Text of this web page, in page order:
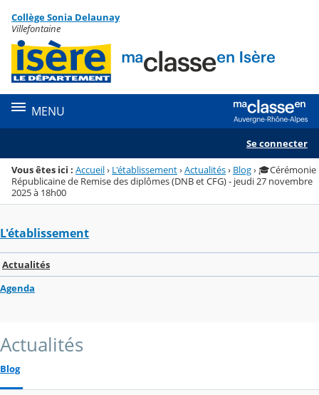
Menu de la rubrique
Contenu
Collège Sonia Delaunay
Villefontaine
MENU
Se connecter
Vous êtes ici : Accueil› L'établissement›Actualités› Blog› 🎓Cérémonie
Républicaine de Remise des diplômes (DNB et CFG) - jeudi 27 novembre
2025 à 18h00
L'établissement
Actualités
Agenda
Actualités
Blog